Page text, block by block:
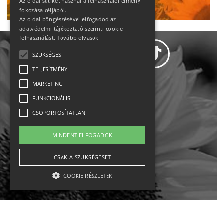
Állásajánlatok
Impresszum-kapcsolat
Jogi nyilatkozat
English
fokozása céljából.
Az oldal böngészésével elfogadod az
adatvédelmi tájékoztató szerinti cookie
felhasználást. Tovább olvasok
SZÜKSÉGES
TELJESÍTMÉNY
MARKETING
FUNKCIONÁLIS
CSOPORTOSÍTATLAN
MINDENT ELFOGADOK
CSAK A SZÜKSÉGESET
COOKIE RÉSZLETEK